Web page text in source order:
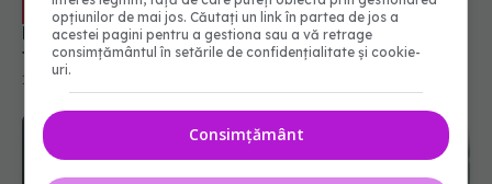
EXCLUSIV Chlamydia, impact asupra fertilității.
Dr. Ciprian Cristescu: Influențează. Nu e factor
favorizant pentru cancer
14 ian 2025, 20:58
opțiunilor de mai jos. Căutați un link în partea de jos a
acestei pagini pentru a gestiona sau a vă retrage
consimțământul în setările de confidențialitate și cookie-
uri.
Consimțământ